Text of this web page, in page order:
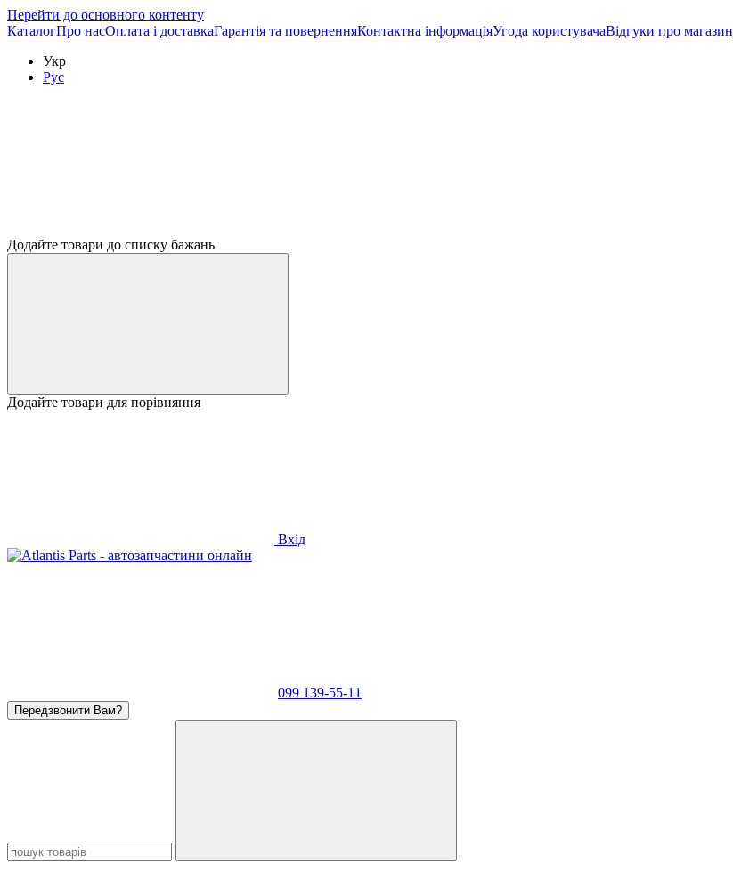
Перейти до основного контенту
КаталогПро насОплата і доставкаГарантія та поверненняКонтактна інформаціяУгода користувачаВідгуки про магазин
Укр
Рус
Додайте товари до списку бажань
Додайте товари для порівняння
Вхід
099 139-55-11
Передзвонити Вам?